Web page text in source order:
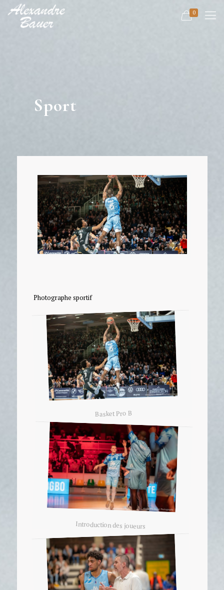
0
Sport
Photographe sportif
Basket Pro B
Introduction des joueurs